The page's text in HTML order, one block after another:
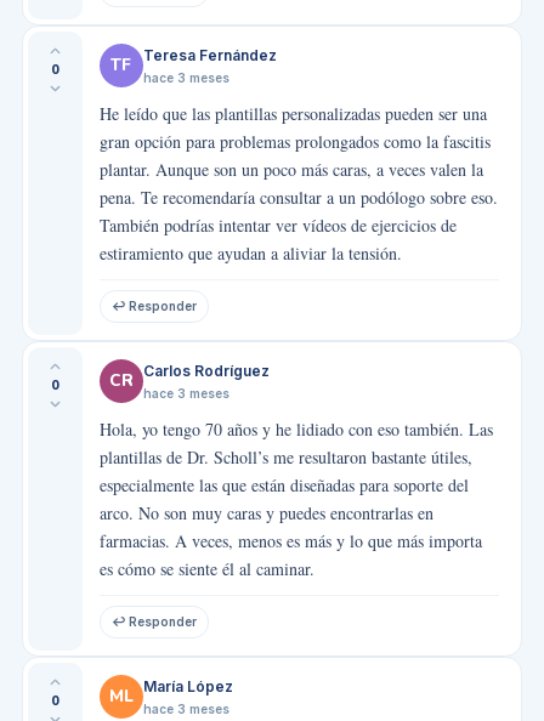
0 TF Teresa Fernández
hace 3 meses
He leído que las plantillas personalizadas pueden ser una
gran opción para problemas prolongados como la fascitis
plantar. Aunque son un poco más caras, a veces valen la
pena. Te recomendaría consultar a un podólogo sobre eso.
También podrías intentar ver vídeos de ejercicios de
estiramiento que ayudan a aliviar la tensión.
↩ Responder
0 CR Carlos Rodríguez
hace 3 meses
Hola, yo tengo 70 años y he lidiado con eso también. Las
plantillas de Dr. Scholl’s me resultaron bastante útiles,
especialmente las que están diseñadas para soporte del
arco. No son muy caras y puedes encontrarlas en
farmacias. A veces, menos es más y lo que más importa
es cómo se siente él al caminar.
↩ Responder
0 ML María López
hace 3 meses